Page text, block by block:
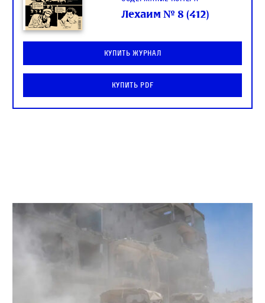
Лехаим № 8 (412)
Купить журнал
Купить PDF